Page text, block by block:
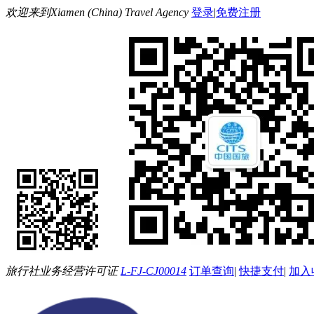
欢迎来到Xiamen (China) Travel Agency 登录|免费注册
旅行社业务经营许可证L-FJ-CJ00014 订单查询|快捷支付| 加入